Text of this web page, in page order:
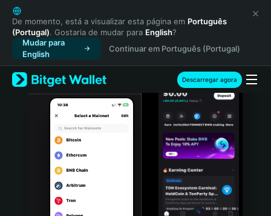
English
日本語
Tiếng Việt
Русский
Español (Latinoamérica)
Türkçe
Italiano
Português (Portugal)
Bahasa Indonesia
De momento, está a visualizar esta página em Português
(Portugal). Gostaria de mudar para English?
Mudar para
English
Continuar em Português (Portugal)
Descarregar agora